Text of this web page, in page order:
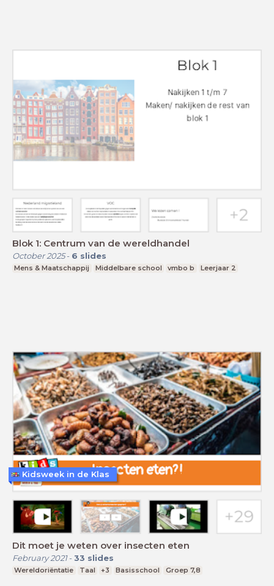
Blok 1: Centrum van de wereldhandel
October 2025- 6 slides
Mens & Maatschappij Middelbare school vmbo b Leerjaar 2
Dit moet je weten over insecten eten
February 2021- 33 slides
Wereldoriëntatie Taal +3 Basisschool Groep 7,8
Kidsweek in de Klas